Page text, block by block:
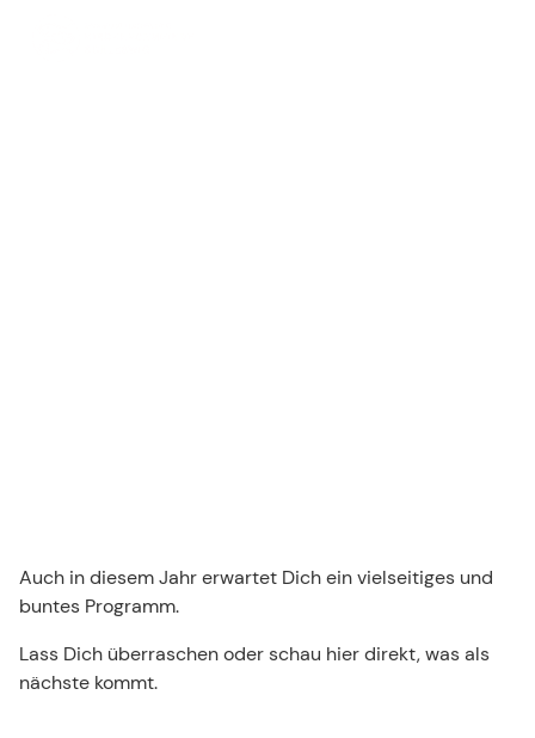
Auch in diesem Jahr erwartet Dich ein vielseitiges und
buntes Programm.
Lass Dich überraschen oder schau hier direkt, was als
nächste kommt.